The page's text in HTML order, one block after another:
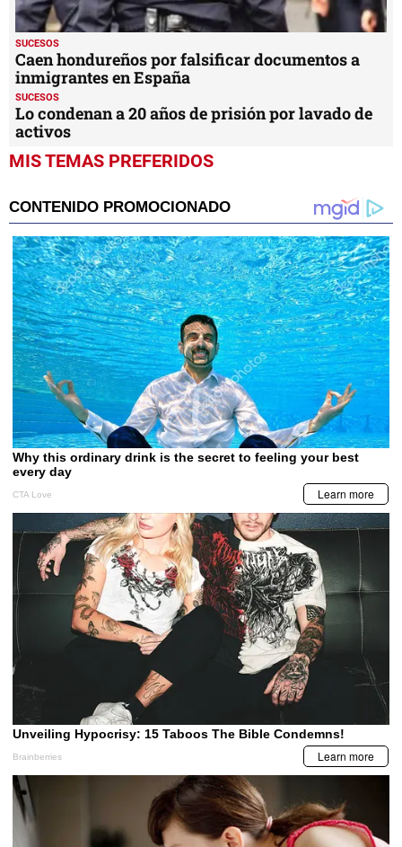
SUCESOS
Caen hondureños por falsificar documentos a
inmigrantes en España
SUCESOS
Lo condenan a 20 años de prisión por lavado de
activos
MIS TEMAS PREFERIDOS